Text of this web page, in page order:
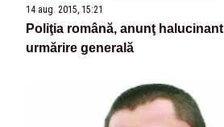
14 aug. 2015, 15:21
Poliţia română, anunţ
urmărire generală